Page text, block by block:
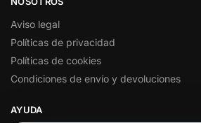
Aviso legal
Políticas de privacidad
Políticas de cookies
Condiciones de envío y devoluciones
AYUDA